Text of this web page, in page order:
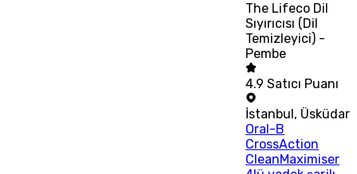
The Lifeco Dil
Sıyırıcısı (Dil
Temizleyici) -
Pembe
4.9 Satıcı Puanı
İstanbul, Üsküdar
Oral-B
CrossAction
CleanMaximiser